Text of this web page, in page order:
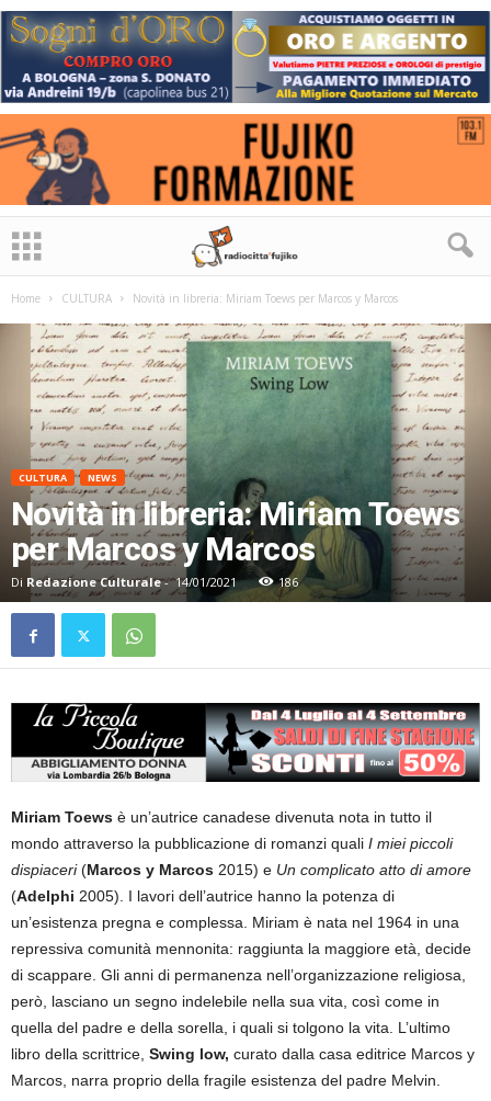
Home CULTURA Novità in libreria: Miriam Toews per Marcos y Marcos
CULTURA NEWS
Novità in libreria: Miriam Toews
per Marcos y Marcos
Di Redazione Culturale- 14/01/2021 186
Miriam Toews è un’autrice canadese divenuta nota in tutto il
mondo attraverso la pubblicazione di romanzi quali I miei piccoli
dispiaceri(Marcos y Marcos 2015) e Un complicato atto di amore
(Adelphi 2005). I lavori dell’autrice hanno la potenza di
un’esistenza pregna e complessa. Miriam è nata nel 1964 in una
repressiva comunità mennonita: raggiunta la maggiore età, decide
di scappare. Gli anni di permanenza nell’organizzazione religiosa,
però, lasciano un segno indelebile nella sua vita, così come in
quella del padre e della sorella, i quali si tolgono la vita. L’ultimo
libro della scrittrice, Swing low, curato dalla casa editrice Marcos y
Marcos, narra proprio della fragile esistenza del padre Melvin.